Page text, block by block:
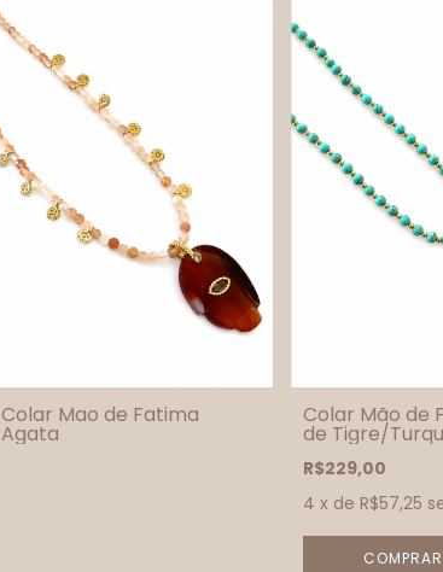
Colar Mao de Fatima
Agata
Colar Mão de
de Tigre/
R$229,00
4 x de R$57,25